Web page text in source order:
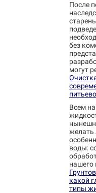
После
без
могут
Всем
желать
воды:
нашего
какой
типы